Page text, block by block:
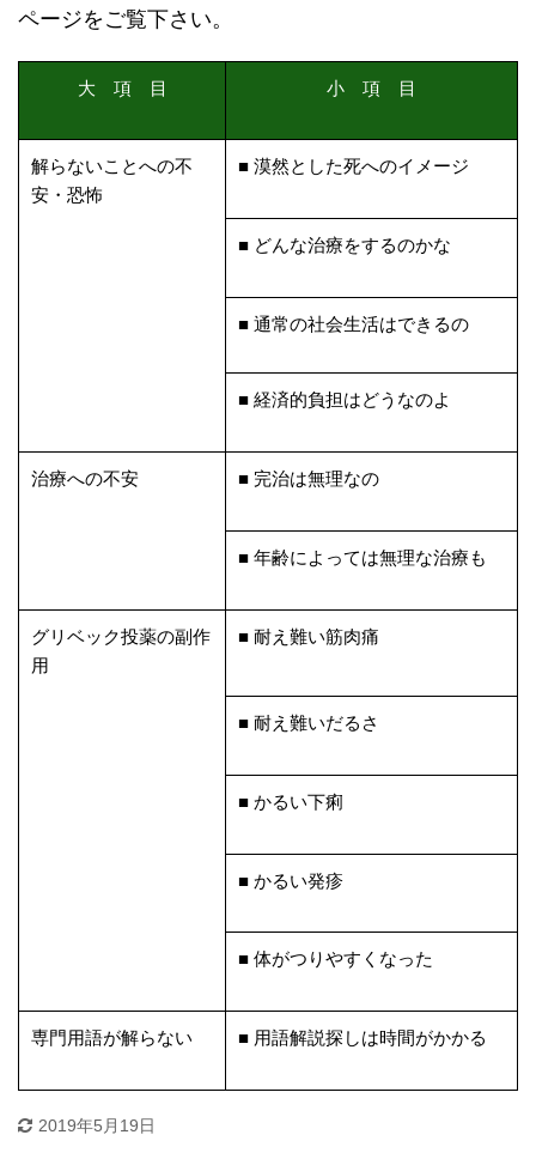
ページをご覧下さい。
大 項 目 小 項 目
解らないことへの不
安・恐怖
■ 漠然とした死へのイメージ
■ どんな治療をするのかな
■ 通常の社会生活はできるの
■ 経済的負担はどうなのよ
治療への不安 ■ 完治は無理なの
■ 年齢によっては無理な治療も
グリベック投薬の副作
用
■ 耐え難い筋肉痛
■ 耐え難いだるさ
■ かるい下痢
■ かるい発疹
■ 体がつりやすくなった
専門用語が解らない ■ 用語解説探しは時間がかかる
2019年5月19日